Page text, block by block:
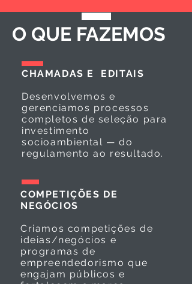
O QUE FAZEMOS
CHAMADAS E EDITAIS
Desenvolvemos e
gerenciamos processos
completos de seleção para
investimento
socioambiental — do
regulamento ao resultado.
COMPETIÇÕES DE
NEGÓCIOS
Criamos competições de
ideias/negócios e
programas de
empreendedorismo que
engajam públicos e